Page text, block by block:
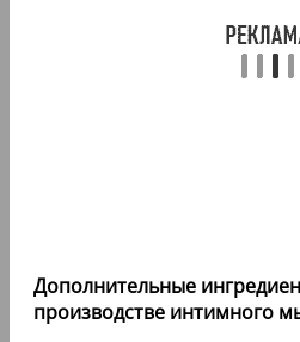
Дополнительные
производстве интимного